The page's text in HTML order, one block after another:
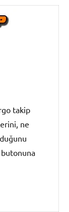
takip
ne
butonuna